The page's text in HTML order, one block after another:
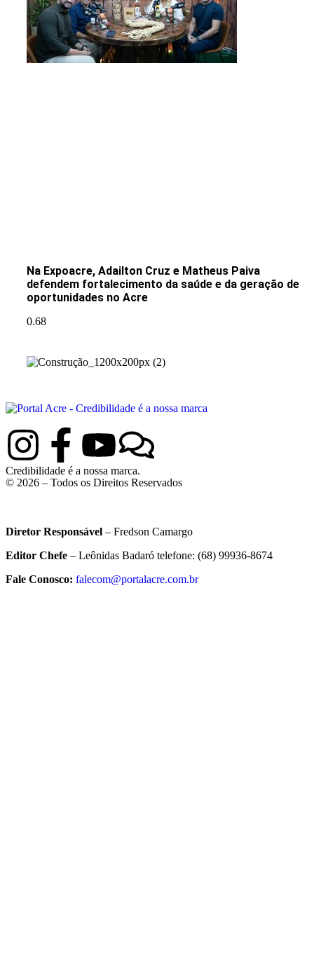
Na Expoacre, Adailton Cruz e Matheus Paiva
defendem fortalecimento da saúde e da geração de
oportunidades no Acre
Credibilidade é a nossa marca.
© 2026 – Todos os Direitos Reservados
Diretor Responsável – Fredson Camargo
Editor Chefe – Leônidas Badaró telefone: (68) 99936-8674
Fale Conosco: falecom@portalacre.com.br